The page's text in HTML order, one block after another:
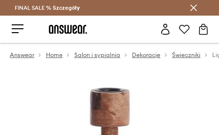
Oszczędzaj z Answear Club >
FINAL SALE % Szczegóły
Answear Home Salon i sypialnia Dekoracje Świeczniki